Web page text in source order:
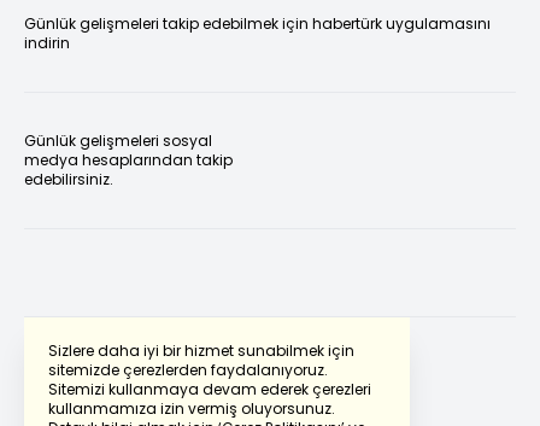
Sizlere daha iyi bir hizmet sunabilmek için
sitemizde çerezlerden faydalanıyoruz.
Sitemizi kullanmaya devam ederek çerezleri
kullanmamıza izin vermiş oluyorsunuz.
Günlük gelişmeleri takip edebilmek için habertürk uygulamasını
indirin
Günlük gelişmeleri sosyal
medya hesaplarından takip
edebilirsiniz.
Powered by Translate